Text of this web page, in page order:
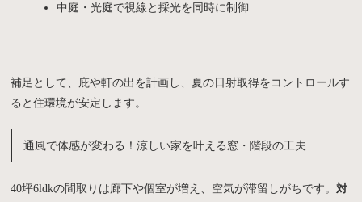
中庭・光庭で視線と採光を同時に制御
補足として、庇や軒の出を計画し、夏の日射取得をコントロールす
ると住環境が安定します。
通風で体感が変わる！涼しい家を叶える窓・階段の工夫
40坪6ldkの間取りは廊下や個室が増え、空気が滞留しがちです。対